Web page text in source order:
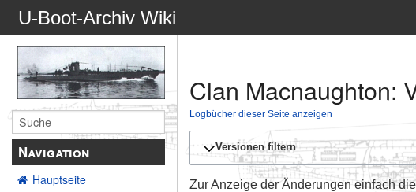
U-Boot-Archiv Wiki
Navigation
Hauptseite
Clan Macnaughton:
Logbücher dieser Seite anzeigen
Versionen filtern
Zur Anzeige der Änderungen einfach